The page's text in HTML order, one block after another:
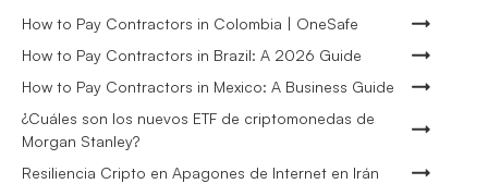
How to Pay Contractors in Colombia | OneSafe
How to Pay Contractors in Brazil: A 2026 Guide
How to Pay Contractors in Mexico: A Business Guide
¿Cuáles son los nuevos ETF de criptomonedas de
Morgan Stanley?
Resiliencia Cripto en Apagones de Internet en Irán